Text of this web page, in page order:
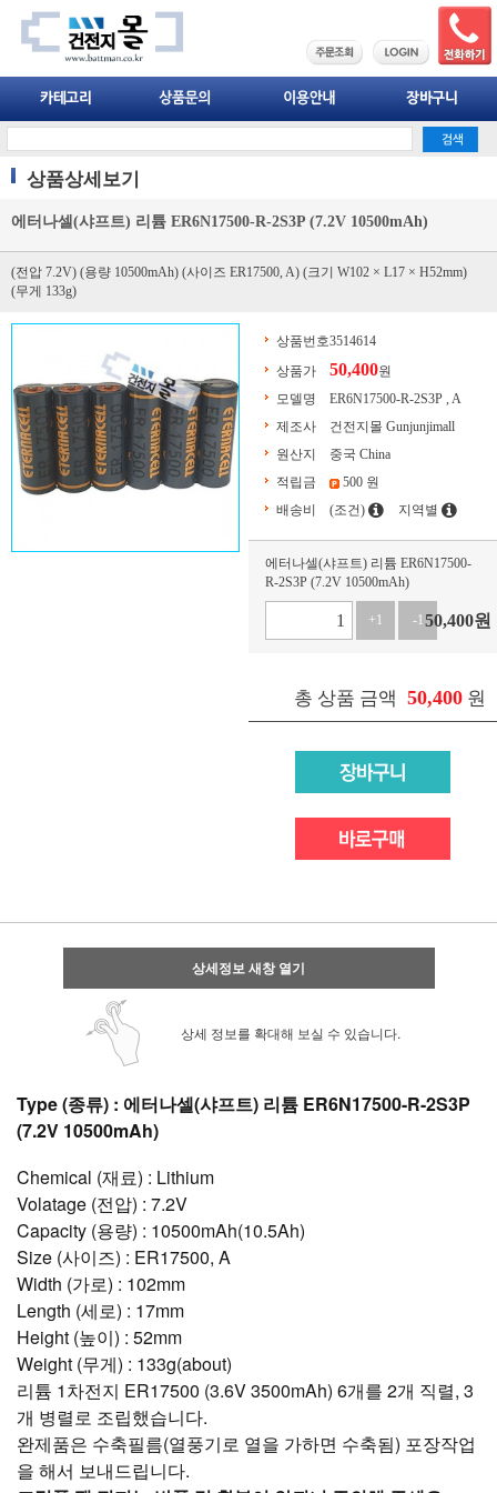
상품상세보기
에터나셀(샤프트) 리튬 ER6N17500-R-2S3P (7.2V 10500mAh)
(전압 7.2V) (용량 10500mAh) (사이즈 ER17500, A) (크기 W102 × L17 × H52mm)
(무게 133g)
상품번호3514614
상품가
50,400원
모델명
ER6N17500-R-2S3P , A
제조사
건전지몰 Gunjunjimall
원산지
중국 China
적립금
500 원
배송비
(조건) 지역별
에터나셀(샤프트) 리튬 ER6N17500-
R-2S3P (7.2V 10500mAh)
+1 -150,400원
총 상품 금액 50,400 원
상세정보 새창 열기
상세 정보를 확대해 보실 수 있습니다.
Type (종류) : 에터나셀(샤프트) 리튬 ER6N17500-R-2S3P
(7.2V 10500mAh)
Chemical (재료) : Lithium
Volatage (전압) : 7.2V
Capacity (용량) : 10500mAh(10.5Ah)
Size (사이즈) : ER17500, A
Width (가로) : 102mm
Length (세로) : 17mm
Height (높이) : 52mm
Weight (무게) : 133g(about)
리튬 1차전지 ER17500 (3.6V 3500mAh) 6개를 2개 직렬, 3
개 병렬로 조립했습니다.
완제품은 수축필름(열풍기로 열을 가하면 수축됨) 포장작업
을 해서 보내드립니다.